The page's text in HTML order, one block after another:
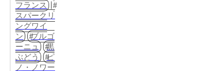
フランス
スパークリ
ングワイ
ン
ブルゴ
ーニュ
黒
ぶどう
ピ
ノ・ノワー